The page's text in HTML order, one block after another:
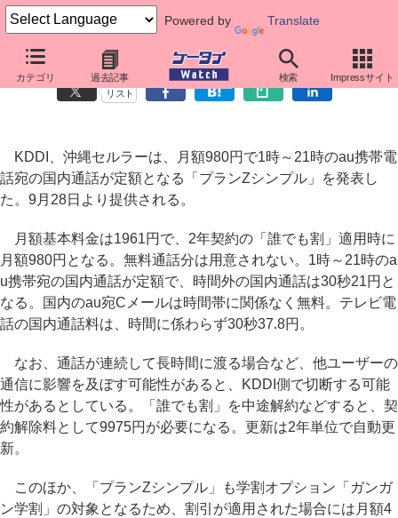
Powered by Translate
カテゴリ 過去記事 検索 Impressサイト
au、1時～21時のau宛通話が定額「プランZシンプル」
リスト
KDDI、沖縄セルラーは、月額980円で1時～21時のau携帯電
話宛の国内通話が定額となる「プランZシンプル」を発表し
た。9月28日より提供される。
月額基本料金は1961円で、2年契約の「誰でも割」適用時に
月額980円となる。無料通話分は用意されない。1時～21時のa
u携帯宛の国内通話が定額で、時間外の国内通話は30秒21円と
なる。国内のau宛Cメールは時間帯に関係なく無料。テレビ電
話の国内通話料は、時間に係わらず30秒37.8円。
なお、通話が連続して長時間に渡る場合など、他ユーザーの
通信に影響を及ぼす可能性があると、KDDI側で切断する可能
性があるとしている。「誰でも割」を中途解約などすると、契
約解除料として9975円が必要になる。更新は2年単位で自動更
新。
このほか、「プランZシンプル」も学割オプション「ガンガ
ン学割」の対象となるため、割引が適用された場合には月額4